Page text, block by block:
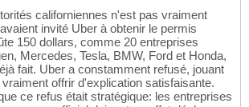
californiennes n'est pas vraiment
invité Uber à obtenir le permis
150 dollars, comme 20 entreprises
Mercedes, Tesla, BMW, Ford et Honda,
fait. Uber a constamment refusé, jouant
offrir d'explication satisfaisante.
ce refus était stratégique: les entreprises